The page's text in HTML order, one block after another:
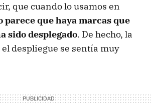
que cuando lo usamos en
parece que haya marcas que
sido desplegado. De hecho, la
despliegue se sentía muy